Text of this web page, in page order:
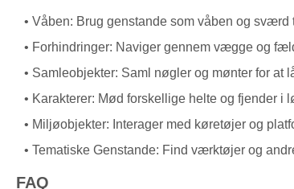
Våben: Brug genstande som våben og sværd
Forhindringer: Naviger gennem vægge og
Samleobjekter: Saml nøgler og mønter for at
Karakterer: Mød forskellige helte og fjender i
Miljøobjekter: Interager med køretøjer og
Tematiske Genstande: Find værktøjer og
FAQ